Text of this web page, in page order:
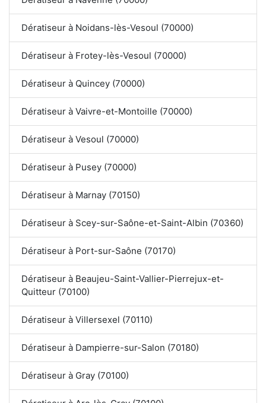
Dératiseur à Noidans-lès-Vesoul (70000)
Dératiseur à Frotey-lès-Vesoul (70000)
Dératiseur à Quincey (70000)
Dératiseur à Vaivre-et-Montoille (70000)
Dératiseur à Vesoul (70000)
Dératiseur à Pusey (70000)
Dératiseur à Marnay (70150)
Dératiseur à Scey-sur-Saône-et-Saint-Albin (70360)
Dératiseur à Port-sur-Saône (70170)
Dératiseur à Beaujeu-Saint-Vallier-Pierrejux-et-
Quitteur (70100)
Dératiseur à Villersexel (70110)
Dératiseur à Dampierre-sur-Salon (70180)
Dératiseur à Gray (70100)